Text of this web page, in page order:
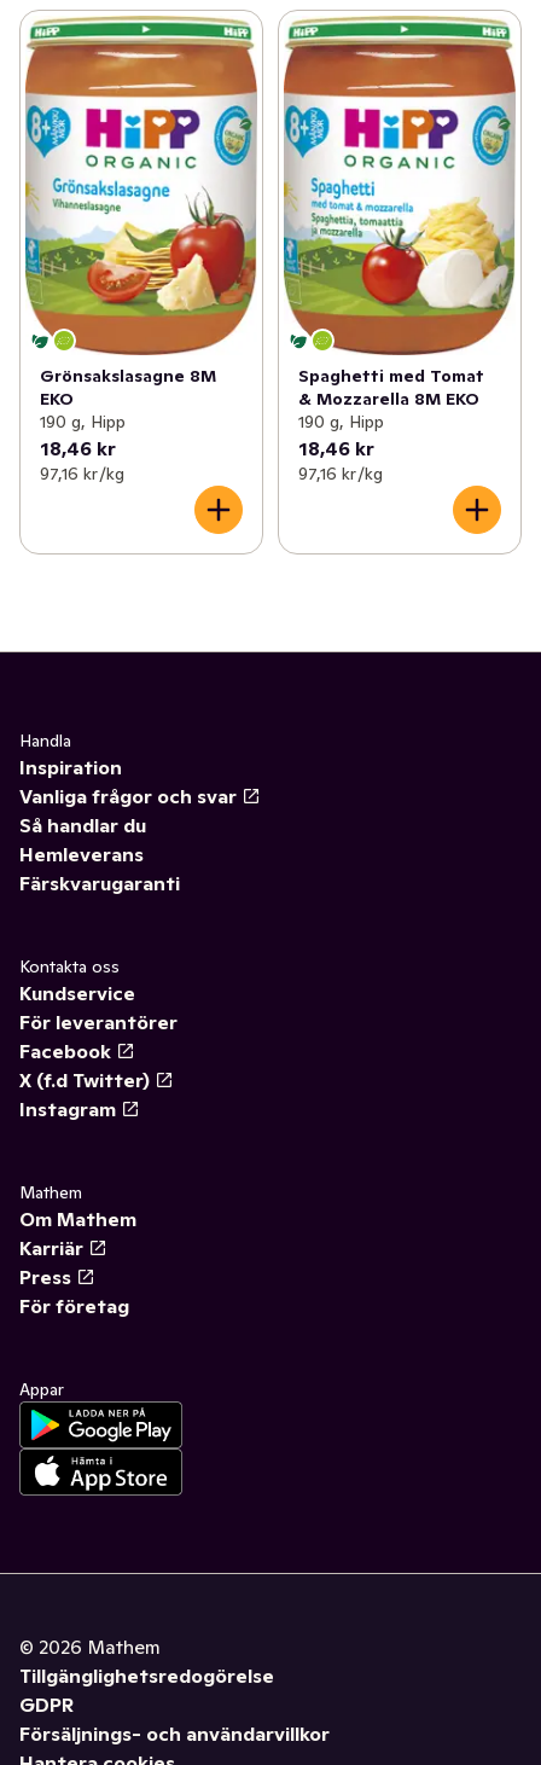
Grönsakslasagne 8M
EKO
190 g, Hipp
18,46 kr
97,16 kr /kg
Spaghetti med Tomat
& Mozzarella 8M EKO
190 g, Hipp
18,46 kr
97,16 kr /kg
Handla
Inspiration
Vanliga frågor och svar
Så handlar du
Hemleverans
Färskvarugaranti
Kontakta oss
Kundservice
För leverantörer
Facebook
X (f.d Twitter)
Instagram
Mathem
Om Mathem
Karriär
Press
För företag
Appar
© 2026 Mathem
Tillgänglighetsredogörelse
GDPR
Försäljnings- och användarvillkor